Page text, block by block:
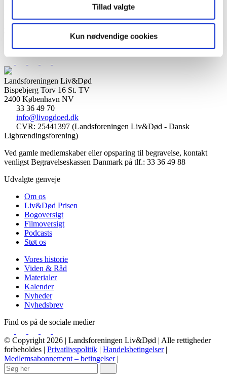
Tillad valgte
Kun nødvendige cookies
Bispebjerg Torv 16 St. TV
2400 København NV
Landsforeningen Liv&Død
Bispebjerg Torv 16 St. TV
2400 København NV
33 36 49 70
info@livogdoed.dk
CVR: 25441397 (Landsforeningen Liv&Død - Dansk
Ligbrændingsforening)
Ved gamle medlemskaber eller opsparing til begravelse, kontakt
venligst Begravelseskassen Danmark på tlf.: 33 36 49 88
Udvalgte genveje
Om os
Liv&Død Prisen
Bogoversigt
Filmoversigt
Podcasts
Støt os
Vores historie
Viden & Råd
Materialer
Kalender
Nyheder
Nyhedsbrev
Find os på de sociale medier
© Copyright 2026 | Landsforeningen Liv&Død | Alle rettigheder
forbeholdes | Privatlivspolitik | Handelsbetingelser|
Medlemsabonnement – betingelser|